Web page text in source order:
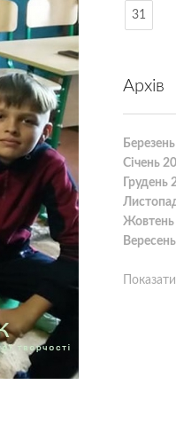
31
Архів
Січень
Грудень
Жовтень